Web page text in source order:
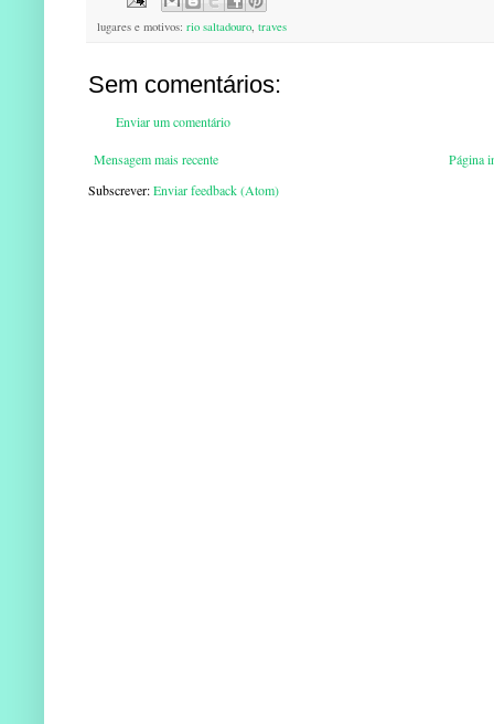
lugares e motivos: rio saltadouro, traves
Sem comentários:
Enviar um comentário
Mensagem mais recente
Página
Subscrever:Enviar feedback (Atom)